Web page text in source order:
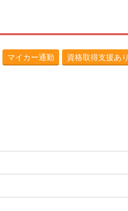
マイカー通勤 資格取得支援あり